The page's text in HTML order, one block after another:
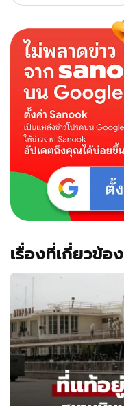
เรื่องที่เกี่ยวข้อง